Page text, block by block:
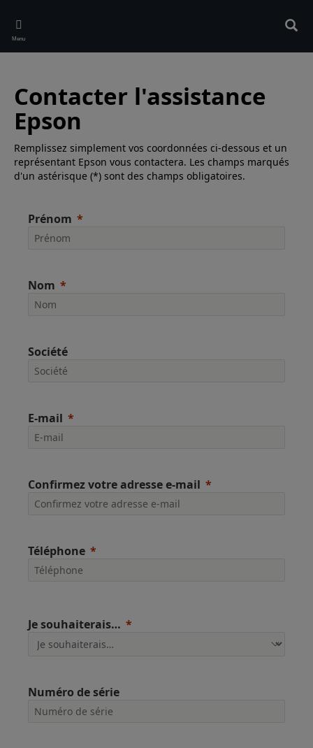
main
content
Menu
Contacter l'assistance
Epson
Remplissez simplement vos coordonnées ci-dessous et un
représentant Epson vous contactera. Les champs marqués
d'un astérisque (*) sont des champs obligatoires.
Prénom
Nom
Société
E-mail
Confirmez votre adresse e-mail
Téléphone
Je souhaiterais…
Numéro de série